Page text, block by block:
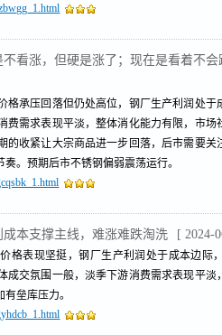
看涨，但硬是涨了；现在是看着不
格承压回落但仍处高位，钢厂生产利润处
费需求表现平淡，整体消化能力有限，市
的收紧让大宗商品进一步回落，后市需要
。预期后市不锈钢偏弱震荡运行。
本支撑主线，难涨难跌淘洗 [ 2024-
格表现坚挺，钢厂生产利润处于成本边际
成交氛围一般，淡季下游消费需求表现平
垒库压力。